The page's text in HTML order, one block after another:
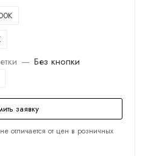
— Без кнопки
заявку
отличается от цен в розничных